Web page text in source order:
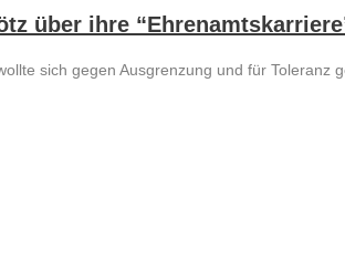
über ihre
sich gegen Ausgrenzung und für